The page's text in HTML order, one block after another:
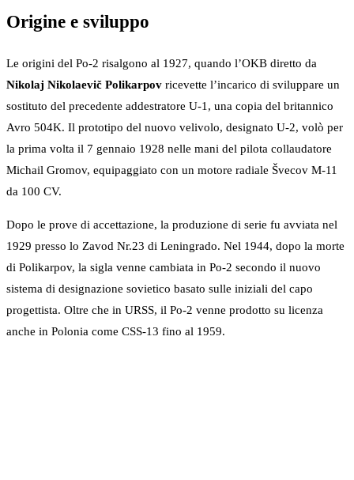
Origine e sviluppo
Le origini del Po-2 risalgono al 1927, quando l’OKB diretto da
Nikolaj Nikolaevič Polikarpov ricevette l’incarico di sviluppare un
sostituto del precedente addestratore U-1, una copia del britannico
Avro 504K. Il prototipo del nuovo velivolo, designato U-2, volò per
la prima volta il 7 gennaio 1928 nelle mani del pilota collaudatore
Michail Gromov, equipaggiato con un motore radiale Švecov M-11
da 100 CV.
Dopo le prove di accettazione, la produzione di serie fu avviata nel
1929 presso lo Zavod Nr.23 di Leningrado. Nel 1944, dopo la morte
di Polikarpov, la sigla venne cambiata in Po-2 secondo il nuovo
sistema di designazione sovietico basato sulle iniziali del capo
progettista. Oltre che in URSS, il Po-2 venne prodotto su licenza
anche in Polonia come CSS-13 fino al 1959.